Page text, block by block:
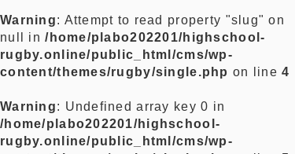
全国チーム紹介
プライバシーポリシー
Warning: Attempt to read property "slug" on
null in/home/plabo202201/highschool-
rugby.online/public_html/cms/wp-
content/themes/rugby/single.php on line4
Warning: Undefined array key 0 in
/home/plabo202201/highschool-
rugby.online/public_html/cms/wp-